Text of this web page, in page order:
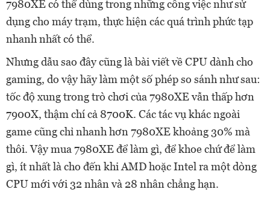
7980XE có thể dùng trong những công việc như sử
dụng cho máy trạm, thực hiện các quá trình phức tạp
nhanh nhất có thể.
Nhưng dẫu sao đây cũng là bài viết về CPU dành cho
gaming, do vậy hãy làm một số phép so sánh như sau:
tốc độ xung trong trò chơi của 7980XE vẫn thấp hơn
7900X, thậm chí cả 8700K. Các tác vụ khác ngoài
game cũng chỉ nhanh hơn 7980XE khoảng 30% mà
thôi. Vậy mua 7980XE để làm gì, để khoe chứ để làm
gì, ít nhất là cho đến khi AMD hoặc Intel ra một dòng
CPU mới với 32 nhân và 28 nhân chẳng hạn.